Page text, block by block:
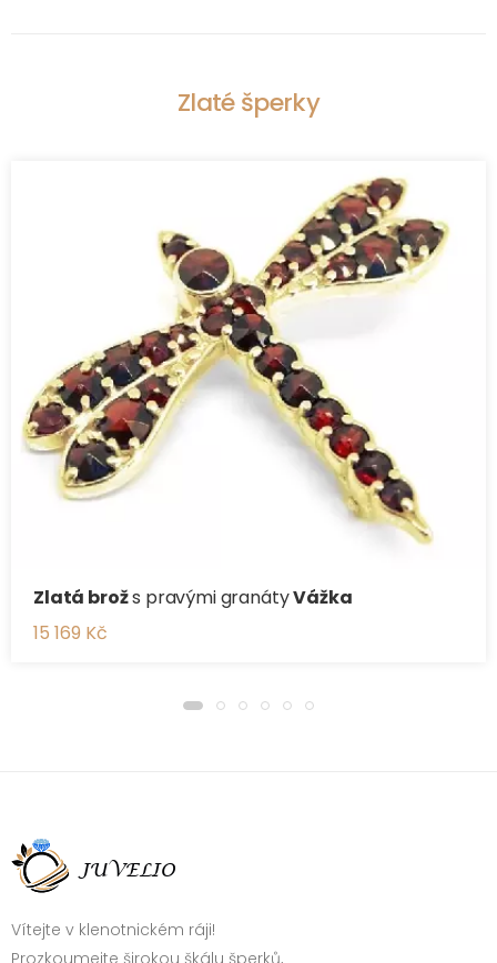
Zlaté šperky
Zlatá brožs pravými granátyVážka
15 169 Kč
Vítejte v klenotnickém ráji!
Prozkoumejte širokou škálu šperků,